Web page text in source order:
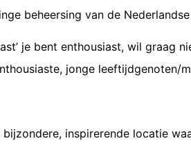
beheersing van de
je bent enthousiast, wil graag
jonge leeftijdgenoten/
bijzondere, inspirerende locatie